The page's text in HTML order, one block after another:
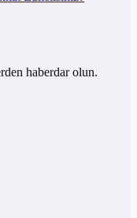
haberdar olun.